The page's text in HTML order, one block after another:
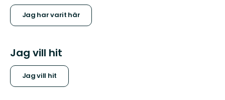
Jag har varit här
Jag vill hit
Jag vill hit